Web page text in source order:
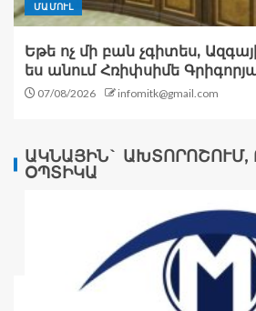
ՄԱՄՈՒԼ
Եթե ոչ մի բան չգիտես,
ես անում Հռիփսիմե
07/08/2026 infomitk@gmail.com
ԱԿՆԱՅԻՆ` ԱԽՏՈՐՈՇՈՒՄ,
ՕՊՏԻԿԱ